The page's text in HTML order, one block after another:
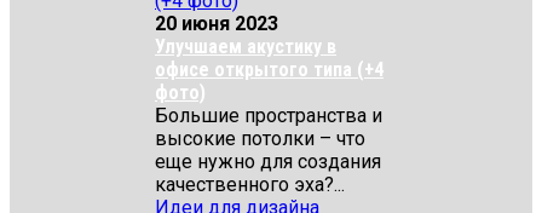
20 июня 2023
Улучшаем акустику в
офисе открытого типа (+4
фото)
Большие пространства и
высокие потолки – что
еще нужно для создания
качественного эха?...
Идеи для дизайна